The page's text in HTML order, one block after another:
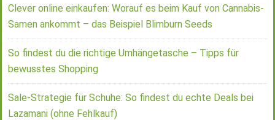
Clever online einkaufen: Worauf es beim Kauf von Cannabis-
Samen ankommt – das Beispiel Blimburn Seeds
So findest du die richtige Umhängetasche – Tipps für
bewusstes Shopping
Sale-Strategie für Schuhe: So findest du echte Deals bei
Lazamani (ohne Fehlkauf)